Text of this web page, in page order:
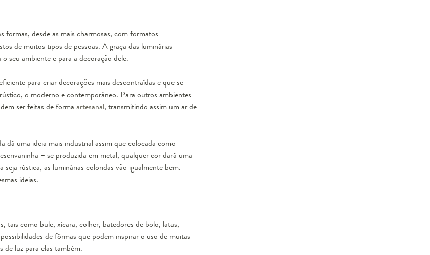
desde as mais charmosas, com formatos
de muitos tipos de pessoas. A graça das luminárias
seu ambiente e para a decoração dele.
para criar decorações mais descontraídas e que se
o moderno e contemporâneo. Para outros ambientes
ser feitas de forma artesanal, transmitindo assim um ar de
uma ideia mais industrial assim que colocada como
– se produzida em metal, qualquer cor dará uma
rústica, as luminárias coloridas vão igualmente bem.
ideias.
tais como bule, xícara, colher, batedores de bolo, latas,
de fôrmas que podem inspirar o uso de muitas
de luz para elas também.